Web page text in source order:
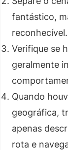
fantástico,
reconhecível.
Verifique se
geralmente
Quando
geográfica,
apenas
rota e